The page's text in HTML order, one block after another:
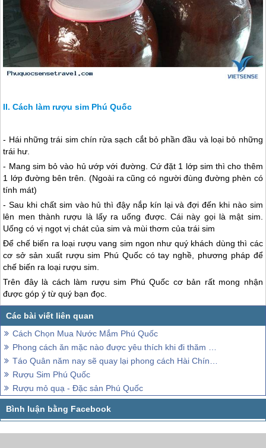
Cách làm rượu sim Phú Quốc
- Hái những trái sim chín rửa sạch cắt bỏ phần đầu và loại bỏ những
trái hư.
- Mang sim bỏ vào hủ ướp với đường. Cứ đặt 1 lớp sim thì cho thêm
1 lớp đường bên trên. (Ngoài ra cũng có người đùng đường phèn có
tính mát)
- Sau khi chất sim vào hủ thì đậy nắp kín lại và đợi đến khi nào sim
lên men thành rượu là lấy ra uống được. Cái này gọi là mật sim.
Uống có vị ngọt vị chát của sim và mùi thơm của trái sim
Để chế biến ra loại rượu vang sim ngon như quý khách dùng thì các
cơ sở sản xuất rượu sim Phú Quốccó tay nghề, phương pháp để
chế biến ra loại rượu sim.
Trên đây là cách làm rượu sim Phú Quốc cơ bản rất mong nhận
được góp ý từ quý bạn đọc.
Cách Chọn Mua Nước Mắm Phú Quốc
Phong cách ăn mặc nào được yêu thích khi đi thăm quan Phú Quốc
Táo Quân năm nay sẽ quay lại phong cách Hài Chính Luận
Rượu Sim Phú Quốc
Rượu mỏ quạ - Đặc sản Phú Quốc